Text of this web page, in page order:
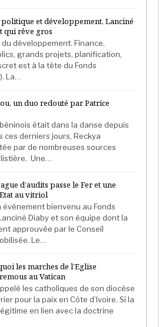
politique et développement, Lanciné
qui rêve gros
développement. Finance,
grands projets, planification,
est à la tête du Fonds
La…
un duo redouté par Patrice
était dans la danse depuis
ces derniers jours, Reckya
par de nombreuses sources
Une…
d’audits passe le Fer et une
au vitriol
bienvenu au Fonds
Diaby et son équipe dont la
approuvée par le Conseil
Le…
les marches de l’Eglise
au Vatican
les catholiques de son diocèse
pour la paix en Côte d’Ivoire. Si la
en lien avec la doctrine